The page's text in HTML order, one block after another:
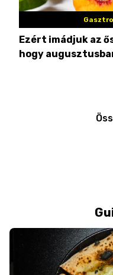
Gasztro
Ezért imádjuk az
hogy